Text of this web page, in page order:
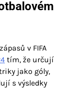
v FIFA
tím, že určují
jako góly,
s výsledky